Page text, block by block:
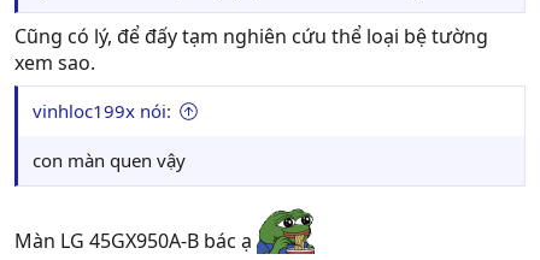
Cũng có lý, để đấy tạm nghiên cứu thể loại bệ tường
xem sao.
vinhloc199x nói:
con màn quen vậy
Màn LG 45GX950A-B bác ạ